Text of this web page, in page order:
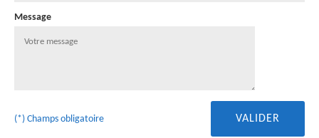
Message
(*) Champs obligatoire